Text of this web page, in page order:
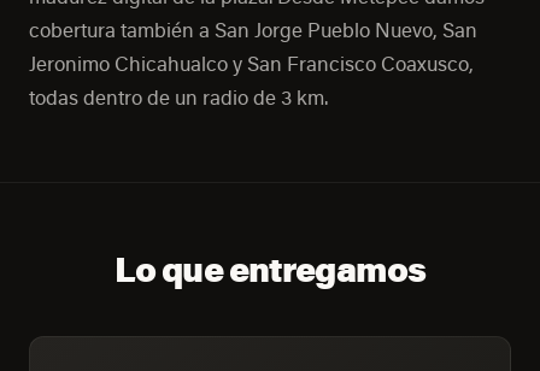
cobertura también a San Jorge Pueblo Nuevo, San
Jeronimo Chicahualco y San Francisco Coaxusco,
todas dentro de un radio de 3 km.
Lo que entregamos